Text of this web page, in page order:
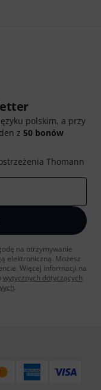
polskim, a przy
z 50 bonów
Thomann
na otrzymywanie
elektroniczną. Możesz
Więcej informacji na
wytycznych dotyczących
.